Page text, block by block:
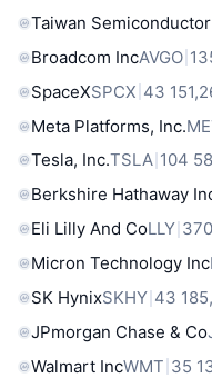
Taiwan
Broadcom IncAVGO
SpaceXSPCX 43
Meta Platforms, Inc.
Tesla, Inc.TSLA 104
Berkshire Hathaway
Eli Lilly And CoLLY
Micron Technology Inc
SK HynixSKHY 43
JPmorgan Chase & Co
Walmart IncWMT 35